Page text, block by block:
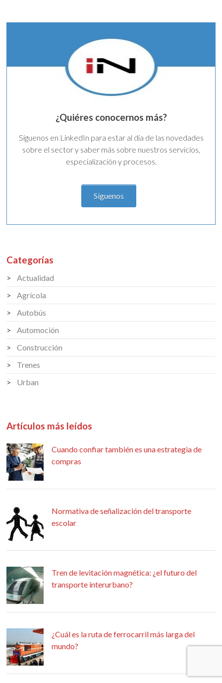
¿Quiéres conocernos más?
Síguenos en LinkedIn para estar al día de las novedades
sobre el sector y saber más sobre nuestros servicios,
especialización y procesos.
Síguenos
Categorías
Actualidad
Agrícola
Autobús
Automoción
Construcción
Trenes
Urban
Artículos más leídos
Cuando confiar también es una estrategia de
compras
Normativa de señalización del transporte
escolar
Tren de levitación magnética: ¿el futuro del
transporte interurbano?
¿Cuál es la ruta de ferrocarril más larga del
mundo?